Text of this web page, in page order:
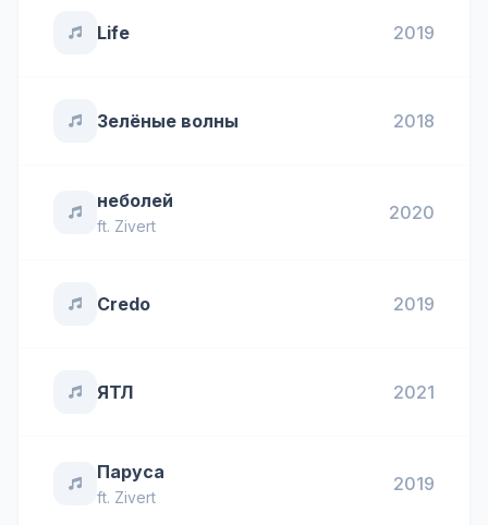
Life 2019
Зелёные волны 2018
неболей
ft. Zivert
2020
Credo 2019
ЯТЛ 2021
Паруса
ft. Zivert
2019